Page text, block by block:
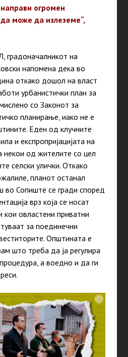
огромен
може да излеземе“,
градоначалникот на
напомена дека во
откако дошол на власт
урбанистички план за
со Законот за
планирање, иако не е
Еден од клучните
и експропријацијата на
некои од жителите со цел
селски улички. Откако
планот останал
во Сопиште се гради според
врз која се носат
кои овластени приватни
за поединечни
Општината е
што треба да ја регулира
а воедно и да ги